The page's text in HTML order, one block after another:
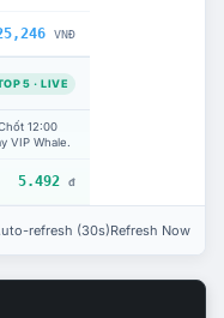
VNĐ
5 · LIVE
12:00
VIP Whale.
5.492 đ
refresh (30s)Refresh Now